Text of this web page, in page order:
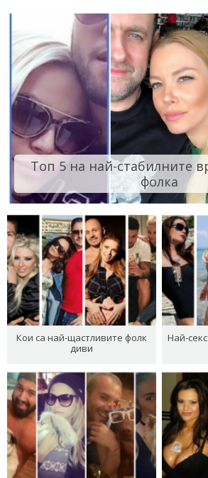
Топ 5 на най-стабилните
фолка
Кои са най-щастливите фолк
диви
Най-